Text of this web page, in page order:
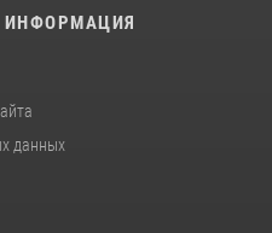
ИНФОРМАЦИЯ
данных